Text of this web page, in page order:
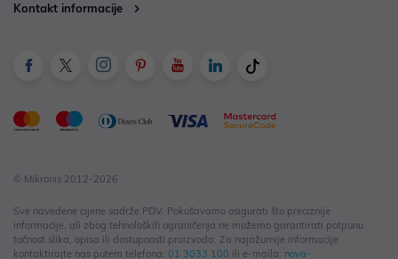
Kontakt informacije
© Mikronis 2012-2026
Sve navedene cijene sadrže PDV. Pokušavamo osigurati što preciznije
informacije, ali zbog tehnoloških ograničenja ne možemo garantirati potpunu
točnost slika, opisa ili dostupnosti proizvoda. Za najažurnije informacije
kontaktirajte nas putem telefona: 01 3033 100 ili e-maila: nova-